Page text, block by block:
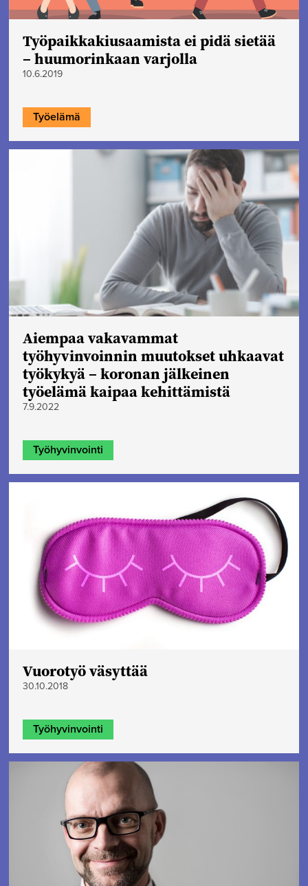
Työpaikkakiusaamista ei pidä sietää
– huumorinkaan varjolla
10.6.2019
Työelämä
Aiempaa vakavammat
työhyvinvoinnin muutokset uhkaavat
työkykyä – koronan jälkeinen
työelämä kaipaa kehittämistä
7.9.2022
Työhyvinvointi
Vuorotyö väsyttää
30.10.2018
Työhyvinvointi